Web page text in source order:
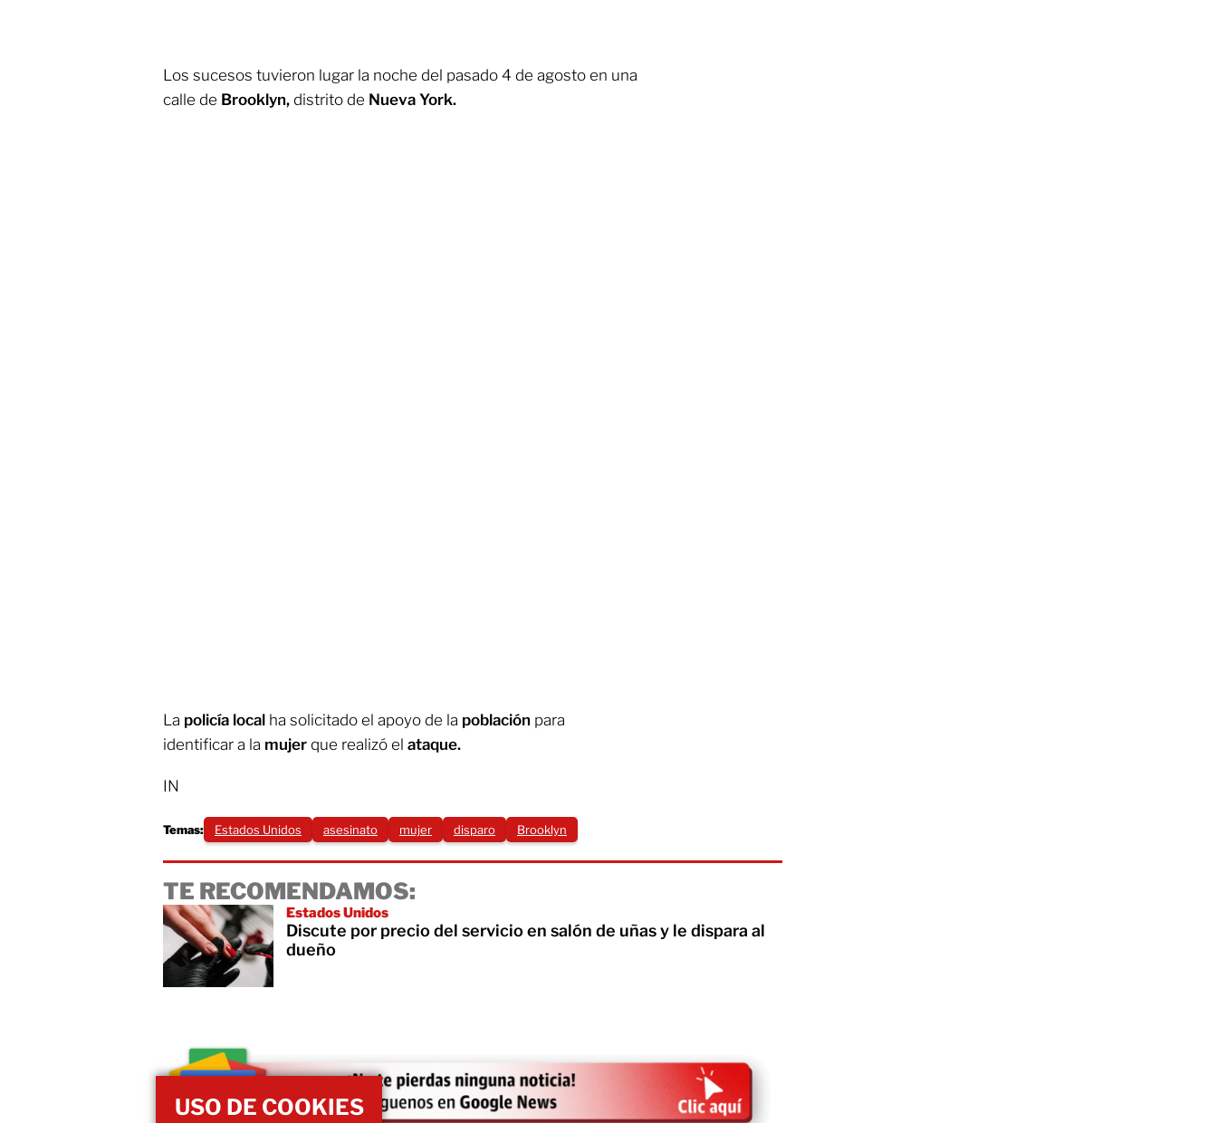
Los sucesos tuvieron lugar la noche del pasado 4 de agosto en una
calle de Brooklyn, distrito de Nueva York.
La policía local ha solicitado el apoyo de la población para
identificar a la mujer que realizó el ataque.
IN
Temas: Estados Unidos asesinato mujer disparo Brooklyn
TE RECOMENDAMOS:
Estados Unidos
Discute por precio del servicio en salón de uñas y le dispara al
dueño
USO DE COOKIES